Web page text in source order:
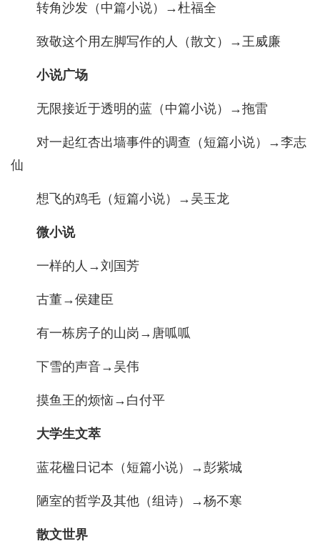
转角沙发（中篇小说）→杜福全
致敬这个用左脚写作的人（散文）→王威廉
小说广场
无限接近于透明的蓝（中篇小说）→拖雷
对一起红杏出墙事件的调查（短篇小说）→李志
仙
想飞的鸡毛（短篇小说）→吴玉龙
微小说
一样的人→刘国芳
古董→侯建臣
有一栋房子的山岗→唐呱呱
下雪的声音→吴伟
摸鱼王的烦恼→白付平
大学生文萃
蓝花楹日记本（短篇小说）→彭紫城
陋室的哲学及其他（组诗）→杨不寒
散文世界